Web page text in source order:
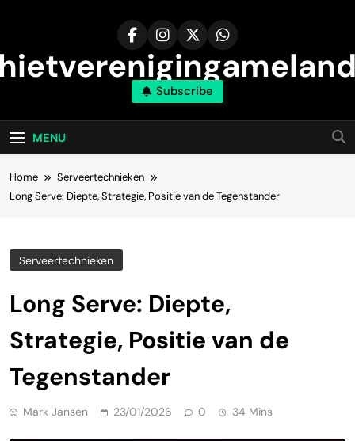
Subscribe
MENU
Home
Serveertechnieken
Long Serve: Diepte, Strategie, Positie van de Tegenstander
Serveertechnieken
Long Serve: Diepte,
Strategie, Positie van de
Tegenstander
Mark Jansen 23/01/2026 0 34 Mins